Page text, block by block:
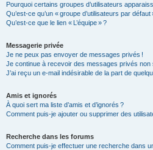
Pourquoi certains groupes d’utilisateurs
Qu’est-ce qu’un « groupe d’utilisateurs par défaut
Qu’est-ce que le lien « L’équipe » ?
Messagerie privée
Je ne peux pas envoyer de messages privés !
Je continue à recevoir des messages privés non
J’ai reçu un e-mail indésirable de la part de
Amis et ignorés
À quoi sert ma liste d’amis et d’ignorés ?
Comment puis-je ajouter ou supprimer des
Recherche dans les forums
Comment puis-je effectuer une recherche dans